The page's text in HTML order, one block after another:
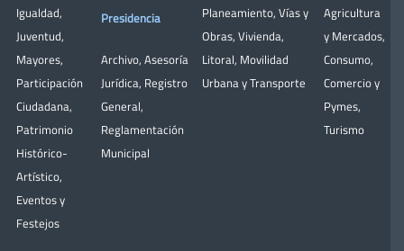
Igualdad,
Juventud,
Mayores,
Participación
Ciudadana,
Patrimonio
Histórico-
Artístico,
Eventos y
Festejos
Presidencia
Archivo, Asesoría
Jurídica, Registro
General,
Reglamentación
Municipal
Planeamiento, Vías y
Obras, Vivienda,
Litoral, Movilidad
Urbana y Transporte
Agricultura
y Mercados,
Consumo,
Comercio y
Pymes,
Turismo